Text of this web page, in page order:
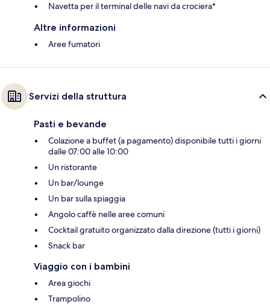
Navetta per il terminal delle navi da crociera*
Altre informazioni
Aree fumatori
Servizi della struttura
Pasti e bevande
Colazione a buffet (a pagamento) disponibile tutti i giorni
dalle 07:00 alle 10:00
Un ristorante
Un bar/lounge
Un bar sulla spiaggia
Angolo caffè nelle aree comuni
Cocktail gratuito organizzato dalla direzione (tutti i giorni)
Snack bar
Viaggio con i bambini
Area giochi
Trampolino